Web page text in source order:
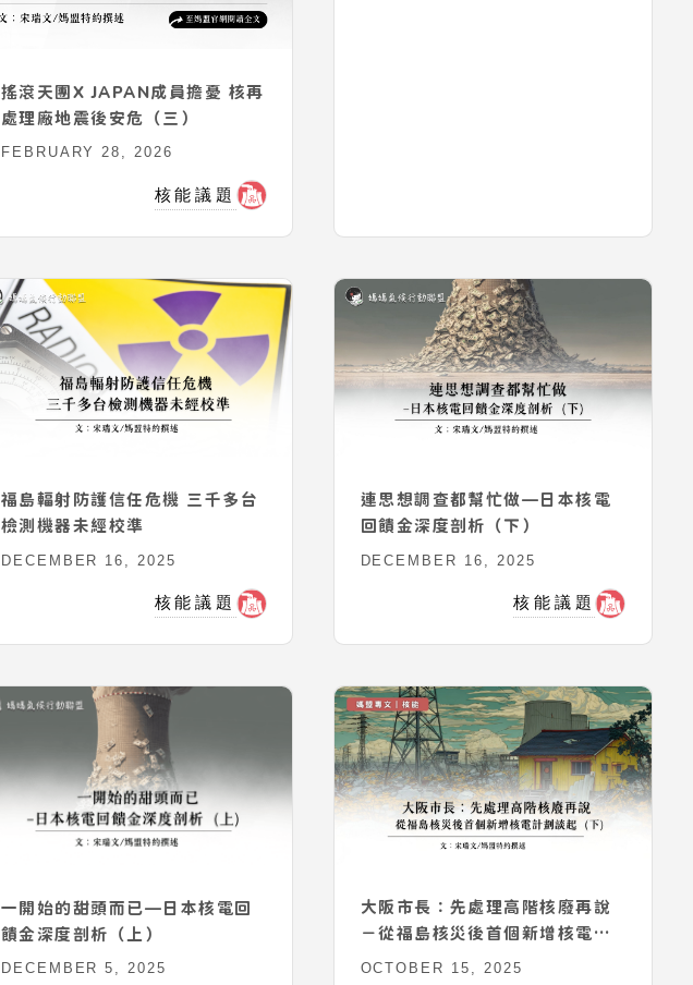
搖滾天團X JAPAN成員擔憂 核再
處理廠地震後安危（三）
FEBRUARY 28, 2026
核能議題
福島輻射防護信任危機 三千多台
檢測機器未經校準
DECEMBER 16, 2025
核能議題
連思想調查都幫忙做—日本核電
回饋金深度剖析（下）
DECEMBER 16, 2025
核能議題
一開始的甜頭而已—日本核電回
饋金深度剖析（上）
DECEMBER 5, 2025
大阪市長：先處理高階核廢再說
－從福島核災後首個新增核電計
劃談起（下）
OCTOBER 15, 2025